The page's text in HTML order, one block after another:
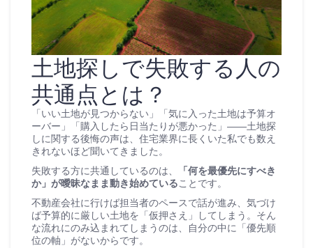
土地探しで失敗する人の
共通点とは？
「いい土地が見つからない」「気に入った土地は予算オ
ーバー」「購入したら日当たりが悪かった」――土地探
しに関する後悔の声は、住宅業界に長くいた私でも数え
きれないほど聞いてきました。
失敗する方に共通しているのは、
「何を最優先にすべき
か」が曖昧なまま動き始めていることです。
不動産会社に行けば担当者のペースで話が進み、気づけ
ば予算的に厳しい土地を「仮押さえ」してしまう。そん
な流れにのみ込まれてしまうのは、自分の中に「優先順
位の軸」がないからです。